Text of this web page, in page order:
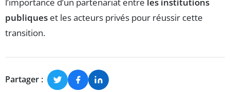
publiques et les acteurs privés pour réussir cette
transition.
Partager :